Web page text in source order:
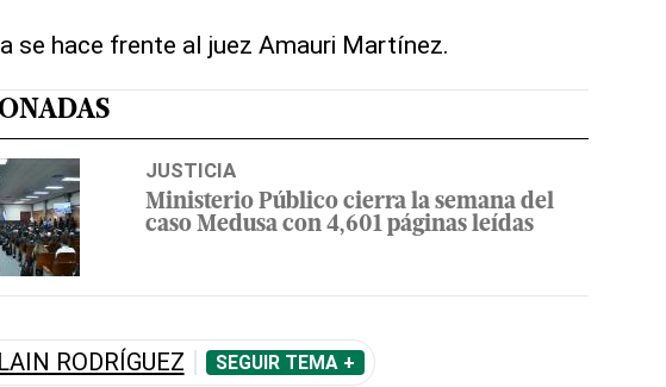
se hace frente al juez Amauri Martínez.
JUSTICIA
Ministerio Público cierra la semana del
caso Medusa con 4,601 páginas leídas
RODRÍGUEZ SEGUIR TEMA +